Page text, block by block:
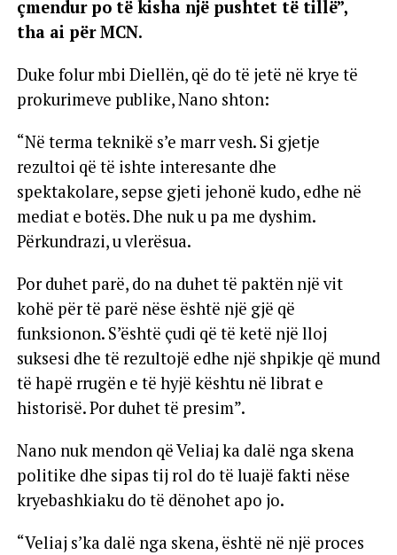
çmendur po të kisha një pushtet të tillë”,
tha ai për MCN.
Duke folur mbi Diellën, që do të jetë në krye të
prokurimeve publike, Nano shton:
“Në terma teknikë s’e marr vesh. Si gjetje
rezultoi që të ishte interesante dhe
spektakolare, sepse gjeti jehonë kudo, edhe në
mediat e botës. Dhe nuk u pa me dyshim.
Përkundrazi, u vlerësua.
Por duhet parë, do na duhet të paktën një vit
kohë për të parë nëse është një gjë që
funksionon. S’është çudi që të ketë një lloj
suksesi dhe të rezultojë edhe një shpikje që mund
të hapë rrugën e të hyjë kështu në librat e
historisë. Por duhet të presim”.
Nano nuk mendon që Veliaj ka dalë nga skena
politike dhe sipas tij rol do të luajë fakti nëse
kryebashkiaku do të dënohet apo jo.
“Veliaj s’ka dalë nga skena, është në një proces